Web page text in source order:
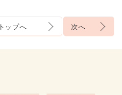
トップへ 次へ